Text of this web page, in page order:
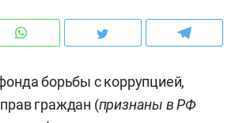
борьбы с коррупцией,
граждан (признаны в РФ